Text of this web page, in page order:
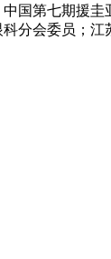
国第七期援圭
分会委员；江